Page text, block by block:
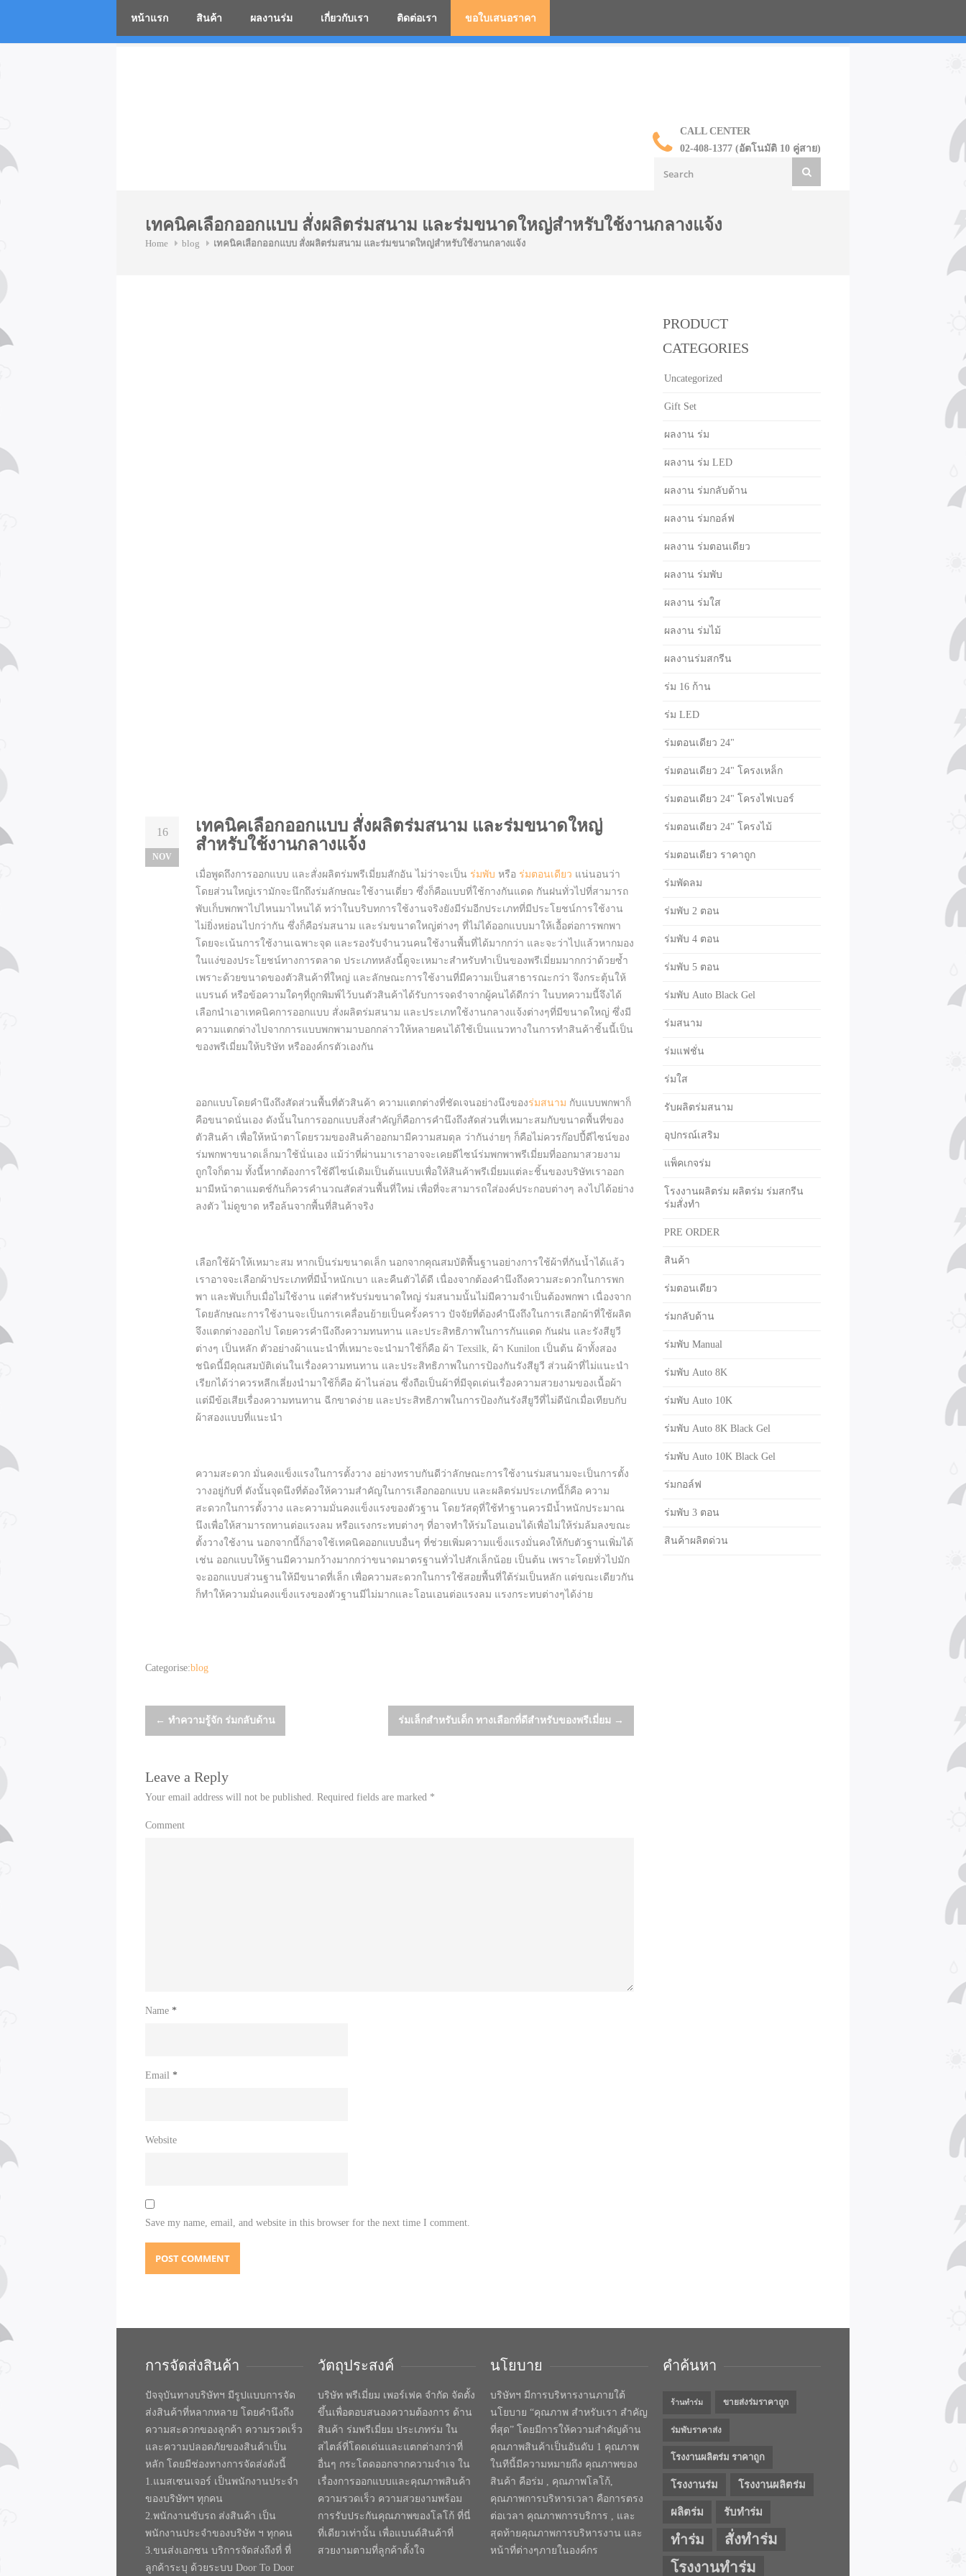
CALL CENTER
02-408-1377 (อัตโนมัติ 10 คู่สาย)
หน้าแรก สินค้า ผลงานร่ม เกี่ยวกับเรา ติดต่อเรา ขอใบเสนอราคา
เทคนิคเลือกออกแบบ สั่งผลิตร่มสนาม และร่มขนาดใหญ่สำหรับใช้งานกลางแจ้ง
Home blog เทคนิคเลือกออกแบบ สั่งผลิตร่มสนาม และร่มขนาดใหญ่สำหรับใช้งานกลางแจ้ง
16
NOV
เทคนิคเลือกออกแบบ สั่งผลิตร่มสนาม และร่มขนาดใหญ่
สำหรับใช้งานกลางแจ้ง
เมื่อพูดถึงการออกแบบ และสั่งผลิตร่มพรีเมี่ยมสักอัน ไม่ว่าจะเป็น ร่มพับ หรือ ร่มตอนเดียว แน่นอนว่า
โดยส่วนใหญ่เรามักจะนึกถึงร่มลักษณะใช้งานเดี่ยว ซึ่งก็คือแบบที่ใช้กางกันแดด กันฝนทั่วไปที่สามารถ
พับเก็บพกพาไปไหนมาไหนได้ ทว่าในบริบทการใช้งานจริงยังมีร่มอีกประเภทที่มีประโยชน์การใช้งาน
ไม่ยิ่งหย่อนไปกว่ากัน ซึ่งก็คือร่มสนาม และร่มขนาดใหญ่ต่างๆ ที่ไม่ได้ออกแบบมาให้เอื้อต่อการพกพา
โดยจะเน้นการใช้งานเฉพาะจุด และรองรับจำนวนคนใช้งานพื้นที่ได้มากกว่า และจะว่าไปแล้วหากมอง
ในแง่ของประโยชน์ทางการตลาด ประเภทหลังนี้ดูจะเหมาะสำหรับทำเป็นของพรีเมี่ยมมากกว่าด้วยซ้ำ
เพราะด้วยขนาดของตัวสินค้าที่ใหญ่ และลักษณะการใช้งานที่มีความเป็นสาธารณะกว่า จึงกระตุ้นให้
แบรนด์ หรือข้อความใดๆที่ถูกพิมพ์ไว้บนตัวสินค้าได้รับการจดจำจากผู้คนได้ดีกว่า ในบทความนี้จึงได้
เลือกนำเอาเทคนิคการออกแบบ สั่งผลิตร่มสนาม และประเภทใช้งานกลางแจ้งต่างๆที่มีขนาดใหญ่ ซึ่งมี
ความแตกต่างไปจากการแบบพกพามาบอกกล่าวให้หลายคนได้ใช้เป็นแนวทางในการทำสินค้าชิ้นนี้เป็น
ของพรีเมี่ยมให้บริษัท หรือองค์กรตัวเองกัน
ออกแบบโดยคำนึงถึงสัดส่วนพื้นที่ตัวสินค้า ความแตกต่างที่ชัดเจนอย่างนึงของร่มสนาม กับแบบพกพาก็
คือขนาดนั่นเอง ดังนั้นในการออกแบบสิ่งสำคัญก็คือการคำนึงถึงสัดส่วนที่เหมาะสมกับขนาดพื้นที่ของ
ตัวสินค้า เพื่อให้หน้าตาโดยรวมของสินค้าออกมามีความสมดุล ว่ากันง่ายๆ ก็คือไม่ควรก๊อปปี้ดีไซน์ของ
ร่มพกพาขนาดเล็กมาใช้นั่นเอง แม้ว่าที่ผ่านมาเราอาจจะเคยดีไซน์ร่มพกพาพรีเมี่ยมที่ออกมาสวยงาม
ถูกใจก็ตาม ทั้งนี้หากต้องการใช้ดีไซน์เดิมเป็นต้นแบบเพื่อให้สินค้าพรีเมี่ยมแต่ละชิ้นของบริษัทเราออก
มามีหน้าตาแมตช์กันก็ควรคำนวณสัดส่วนพื้นที่ใหม่ เพื่อที่จะสามารถใส่องค์ประกอบต่างๆ ลงไปได้อย่าง
ลงตัว ไม่ดูขาด หรือล้นจากพื้นที่สินค้าจริง
เลือกใช้ผ้าให้เหมาะสม หากเป็นร่มขนาดเล็ก นอกจากคุณสมบัติพื้นฐานอย่างการใช้ผ้าที่กันน้ำได้แล้ว
เราอาจจะเลือกผ้าประเภทที่มีน้ำหนักเบา และคืนตัวได้ดี เนื่องจากต้องคำนึงถึงความสะดวกในการพก
พา และพับเก็บเมื่อไม่ใช้งาน แต่สำหรับร่มขนาดใหญ่ ร่มสนามนั้นไม่มีความจำเป็นต้องพกพา เนื่องจาก
โดยลักษณะการใช้งานจะเป็นการเคลื่อนย้ายเป็นครั้งคราว ปัจจัยที่ต้องคำนึงถึงในการเลือกผ้าที่ใช้ผลิต
จึงแตกต่างออกไป โดยควรคำนึงถึงความทนทาน และประสิทธิภาพในการกันแดด กันฝน และรังสียูวี
ต่างๆ เป็นหลัก ตัวอย่างผ้าแนะนำที่เหมาะจะนำมาใช้ก็คือ ผ้า Texsilk, ผ้า Kunilon เป็นต้น ผ้าทั้งสอง
ชนิดนี้มีคุณสมบัติเด่นในเรื่องความทนทาน และประสิทธิภาพในการป้องกันรังสียูวี ส่วนผ้าที่ไม่แนะนำ
เรียกได้ว่าควรหลีกเลี่ยงนำมาใช้ก็คือ ผ้าไนล่อน ซึ่งถือเป็นผ้าที่มีจุดเด่นเรื่องความสวยงามของเนื้อผ้า
แต่มีข้อเสียเรื่องความทนทาน ฉีกขาดง่าย และประสิทธิภาพในการป้องกันรังสียูวีที่ไม่ดีนักเมื่อเทียบกับ
ผ้าสองแบบที่แนะนำ
ความสะดวก มั่นคงแข็งแรงในการตั้งวาง อย่างทราบกันดีว่าลักษณะการใช้งานร่มสนามจะเป็นการตั้ง
วางอยู่กับที่ ดังนั้นจุดนึงที่ต้องให้ความสำคัญในการเลือกออกแบบ และผลิตร่มประเภทนี้ก็คือ ความ
สะดวกในการตั้งวาง และความมั่นคงแข็งแรงของตัวฐาน โดยวัสดุที่ใช้ทำฐานควรมีน้ำหนักประมาณ
นึงเพื่อให้สามารถทานต่อแรงลม หรือแรงกระทบต่างๆ ที่อาจทำให้ร่มโอนเอนได้เพื่อไม่ให้ร่มล้มลงขณะ
ตั้งวางใช้งาน นอกจากนี้ก็อาจใช้เทคนิคออกแบบอื่นๆ ที่ช่วยเพิ่มความแข็งแรงมั่นคงให้กับตัวฐานเพิ่มได้
เช่น ออกแบบให้ฐานมีความกว้างมากกว่าขนาดมาตรฐานทั่วไปสักเล็กน้อย เป็นต้น เพราะโดยทั่วไปมัก
จะออกแบบส่วนฐานให้มีขนาดที่เล็ก เพื่อความสะดวกในการใช้สอยพื้นที่ใต้ร่มเป็นหลัก แต่ขณะเดียวกัน
ก็ทำให้ความมั่นคงแข็งแรงของตัวฐานมีไม่มากและโอนเอนต่อแรงลม แรงกระทบต่างๆได้ง่าย
Categorise:blog
Post
← ทำความรู้จัก ร่มกลับด้าน ร่มเล็กสำหรับเด็ก ทางเลือกที่ดีสำหรับของพรีเมี่ยม →
Leave a Reply
Your email address will not be published. Required fields are marked *
Comment
Name *
Email *
Website
Save my name, email, and website in this browser for the next time I comment.
PRODUCT
CATEGORIES
Uncategorized
Gift Set
ผลงาน ร่ม
ผลงาน ร่ม LED
ผลงาน ร่มกลับด้าน
ผลงาน ร่มกอล์ฟ
ผลงาน ร่มตอนเดียว
ผลงาน ร่มพับ
ผลงาน ร่มใส
ผลงาน ร่มไม้
ผลงานร่มสกรีน
ร่ม 16 ก้าน
ร่ม LED
ร่มตอนเดียว 24"
ร่มตอนเดียว 24" โครงเหล็ก
ร่มตอนเดียว 24" โครงไฟเบอร์
ร่มตอนเดียว 24" โครงไม้
ร่มตอนเดียว ราคาถูก
ร่มพัดลม
ร่มพับ 2 ตอน
ร่มพับ 4 ตอน
ร่มพับ 5 ตอน
ร่มพับ Auto Black Gel
ร่มสนาม
ร่มแฟชั่น
ร่มใส
รับผลิตร่มสนาม
อุปกรณ์เสริม
แพ็คเกจร่ม
โรงงานผลิตร่ม ผลิตร่ม ร่มสกรีน
ร่มสั่งทำ
PRE ORDER
สินค้า
ร่มตอนเดียว
ร่มกลับด้าน
ร่มพับ Manual
ร่มพับ Auto 8K
ร่มพับ Auto 10K
ร่มพับ Auto 8K Black Gel
ร่มพับ Auto 10K Black Gel
ร่มกอล์ฟ
ร่มพับ 3 ตอน
สินค้าผลิตด่วน
การจัดส่งสินค้า
ปัจจุบันทางบริษัทฯ มีรูปแบบการจัด
ส่งสินค้าที่หลากหลาย โดยคำนึงถึง
ความสะดวกของลูกค้า ความรวดเร็ว
และความปลอดภัยของสินค้าเป็น
หลัก โดยมีช่องทางการจัดส่งดังนี้
1.แมสเซนเจอร์ เป็นพนักงานประจำ
ของบริษัทฯ ทุกคน
2.พนักงานขับรถ ส่งสินค้า เป็น
พนักงานประจำของบริษัท ฯ ทุกคน
3.ขนส่งเอกชน บริการจัดส่งถึงที่ ที่
ลูกค้าระบุ ด้วยระบบ Door To Door
วัตถุประสงค์
บริษัท พรีเมี่ยม เพอร์เฟค จำกัด จัดตั้ง
ขึ้นเพื่อตอบสนองความต้องการ ด้าน
สินค้า ร่มพรีเมี่ยม ประเภทร่ม ใน
สไตล์ที่โดดเด่นและแตกต่างกว่าที่
อื่นๆ กระโดดออกจากความจำเจ ใน
เรื่องการออกแบบและคุณภาพสินค้า
ความรวดเร็ว ความสวยงามพร้อม
การรับประกันคุณภาพของโลโก้ ที่นี่
ที่เดียวเท่านั้น เพื่อแบนด์สินค้าที่
สวยงามตามที่ลูกค้าตั้งใจ
นโยบาย
บริษัทฯ มีการบริหารงานภายใต้
นโยบาย “คุณภาพ สำหรับเรา สำคัญ
ที่สุด” โดยมีการให้ความสำคัญด้าน
คุณภาพสินค้าเป็นอันดับ 1 คุณภาพ
ในทีนี้มีความหมายถึง คุณภาพของ
สินค้า คือร่ม , คุณภาพโลโก้,
คุณภาพการบริหารเวลา คือการตรง
ต่อเวลา คุณภาพการบริการ , และ
สุดท้ายคุณภาพการบริหารงาน และ
หน้าที่ต่างๆภายในองค์กร
คำค้นหา
ร้านทำร่ม ขายส่งร่มราคาถูก
ร่มพับราคาส่ง
โรงงานผลิตร่ม ราคาถูก
โรงงานร่ม โรงงานผลิตร่ม
ผลิตร่ม รับทำร่ม
ทำร่ม
สั่งทำร่ม
โรงงานทำร่ม
โรงงานร่มสกรีนโลโก้ ร่มพรีเมี่ยม ร่มตอนเดียว ร่มกอล์ฟ ร่มกลับด้าน ราคาส่ง